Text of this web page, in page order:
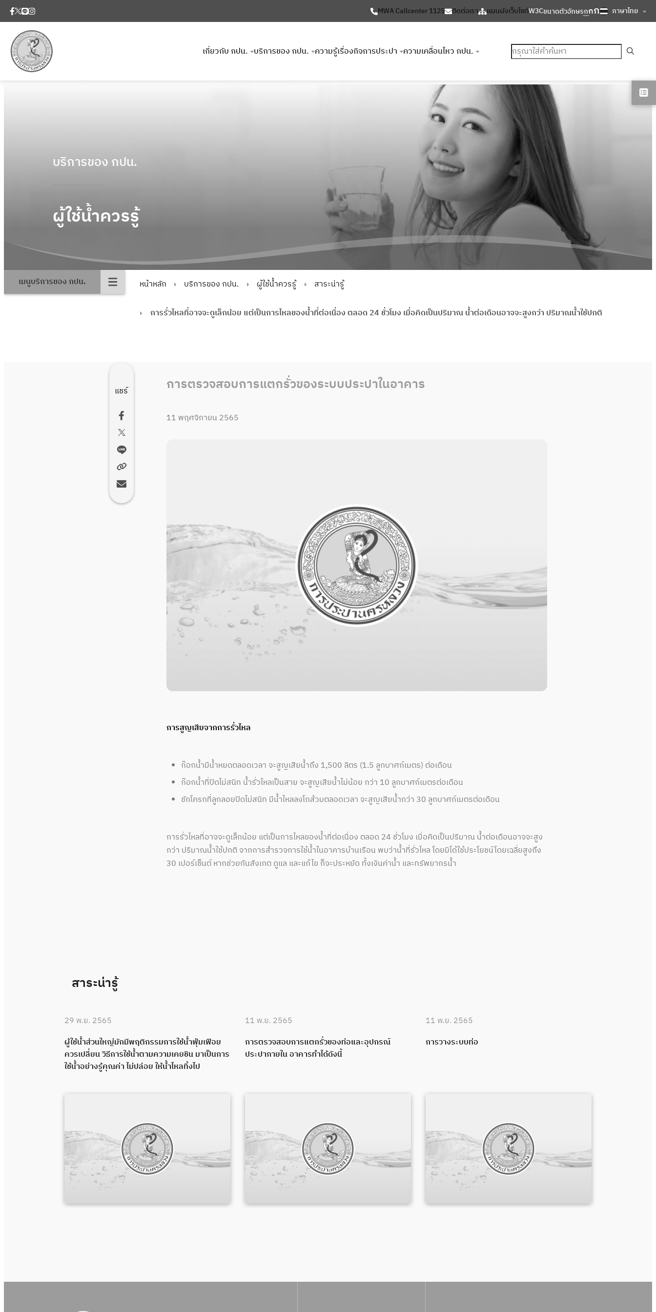
MWA Callcenter 1125 ติดต่อเรา แผนผังเว็บไซต์W3Cขนาดตัวอักษรกกก ภาษาไทย
เกี่ยวกับ กปน. บริการของ กปน. ความรู้เรื่องกิจการประปา ความเคลื่อนไหว กปน. ค้นหา
บริการของ กปน.
ผู้ใช้น้ำควรรู้
เมนูบริการของ กปน. หน้าหลัก บริการของ กปน. ผู้ใช้น้ำควรรู้ สาระน่ารู้
การรั่วไหลที่อาจจะดูเล็กน้อย แต่เป็นการไหลของน้ำที่ต่อเนื่อง ตลอด 24 ชั่วโมง เมื่อคิดเป็นปริมาณ น้ำต่อเดือนอาจจะสูงกว่า ปริมาณน้ำใช้ปกติ
แชร์ การตรวจสอบการแตกรั่วของระบบประปาในอาคาร
11 พฤศจิกายน 2565
การสูญเสียจากการรั่วไหล
ก๊อกน้ำมีน้ำหยดตลอดเวลา จะสูญเสียน้ำถึง 1,500 ลิตร (1.5 ลูกบาศก์เมตร) ต่อเดือน
ก๊อกน้ำที่ปิดไม่สนิท น้ำรั่วไหลเป็นสาย จะสูญเสียน้ำไม่น้อย กว่า 10 ลูกบาศก์เมตรต่อเดือน
ชักโครกที่ลูกลอยปิดไม่สนิท มีน้ำไหลลงโถส้วมตลอดเวลา จะสูญเสียน้ำกว่า 30 ลูกบาศก์เมตรต่อเดือน
การรั่วไหลที่อาจจะดูเล็กน้อย แต่เป็นการไหลของน้ำที่ต่อเนื่อง ตลอด 24 ชั่วโมง เมื่อคิดเป็นปริมาณ น้ำต่อเดือนอาจจะสูง
กว่า ปริมาณน้ำใช้ปกติ จากการสำรวจการใช้น้ำในอาคารบ้านเรือน พบว่าน้ำที่รั่วไหล โดยมิได้ใช้ประโยชน์โดยเฉลี่ยสูงถึง
30 เปอร์เซ็นต์ หากช่วยกันสังเกต ดูแล และแก้ไข ก็จะประหยัด ทั้งเงินค่าน้ำ และทรัพยากรน้ำ
สาระน่ารู้
29 พ.ย. 2565
ผู้ใช้น้ำส่วนใหญ่มักมีพฤติกรรมการใช้น้ำฟุ่มเฟือย
ควรเปลี่ยน วิธีการใช้น้ำตามความเคยชิน มาเป็นการ
ใช้น้ำอย่างรู้คุณค่า ไม่ปล่อย ให้น้ำไหลทิ้งไป
11 พ.ย. 2565
การตรวจสอบการแตกรั่วของท่อและอุปกรณ์
ประปาภายใน อาคารทำได้ดังนี้
11 พ.ย. 2565
การวางระบบท่อ